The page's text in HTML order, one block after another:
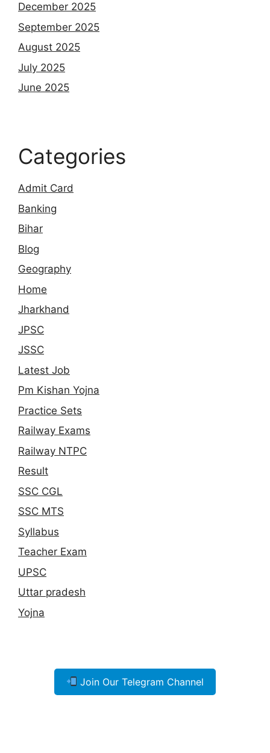
December 2025
September 2025
August 2025
July 2025
June 2025
Categories
Admit Card
Banking
Bihar
Blog
Geography
Home
Jharkhand
JPSC
JSSC
Latest Job
Pm Kishan Yojna
Practice Sets
Railway Exams
Railway NTPC
Result
SSC CGL
SSC MTS
Syllabus
Teacher Exam
UPSC
Uttar pradesh
Yojna
Join Our Telegram Channel